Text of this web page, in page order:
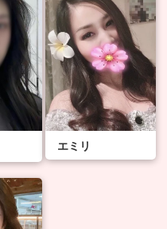
エミリ